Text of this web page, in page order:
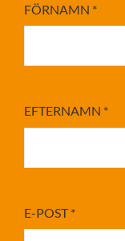
FÖRNAMN *
EFTERNAMN *
E-POST*